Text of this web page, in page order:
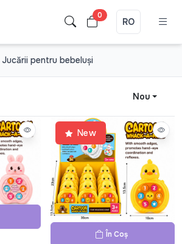
0
RO
Jucării pentru bebeluşi
Nou
New
În Coș